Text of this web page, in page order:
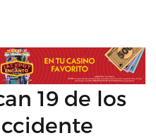
19 de los